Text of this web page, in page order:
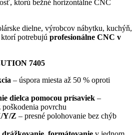
ktorú bežné horizontálne CNC
dielne, výrobcov nábytku, kuchýň,
potrebujú profesionálne CNC v
7405
– úspora miesta až 50 % oproti
dielca pomocou prísaviek –
poškodenia povrchu
Y/Z – presné polohovanie bez chýb